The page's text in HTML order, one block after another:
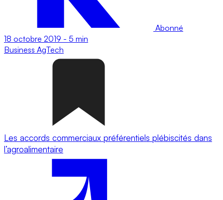
Abonné
18 octobre 2019 - 5 min
Business AgTech
Les accords commerciaux préférentiels plébiscités dans
l’agroalimentaire